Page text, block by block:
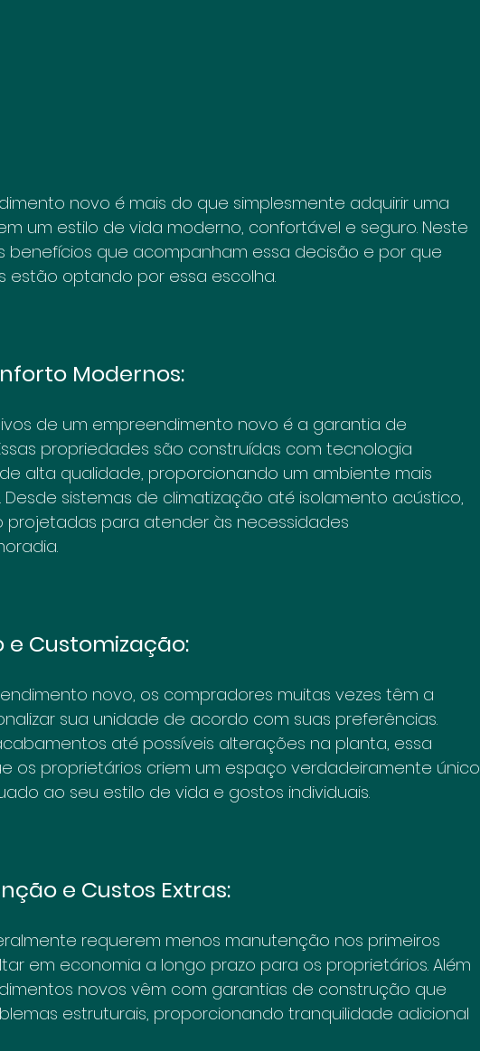
novo é mais do que simplesmente adquirir uma
um estilo de vida moderno, confortável e seguro. Neste
benefícios que acompanham essa decisão e por que
estão optando por essa escolha.
Modernos:
de um empreendimento novo é a garantia de
propriedades são construídas com tecnologia
alta qualidade, proporcionando um ambiente mais
sistemas de climatização até isolamento acústico,
projetadas para atender às necessidades
e Customização:
novo, os compradores muitas vezes têm a
sua unidade de acordo com suas preferências.
até possíveis alterações na planta, essa
os proprietários criem um espaço verdadeiramente único
ao seu estilo de vida e gostos individuais.
e Custos Extras:
requerem menos manutenção nos primeiros
em economia a longo prazo para os proprietários. Além
novos vêm com garantias de construção que
estruturais, proporcionando tranquilidade adicional